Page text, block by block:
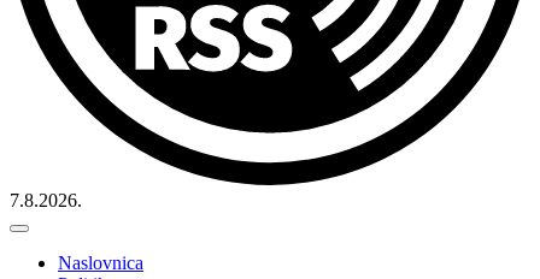
7.8.2026.
Naslovnica